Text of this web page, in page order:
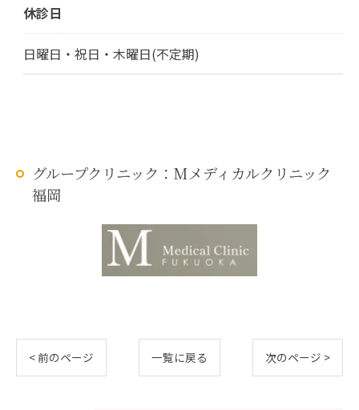
休診日
日曜日・祝日・木曜日(不定期)
グループクリニック：Mメディカルクリニック
福岡
< 前のページ 一覧に戻る 次のページ >